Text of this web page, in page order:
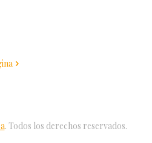
. Todos los derechos reservados.